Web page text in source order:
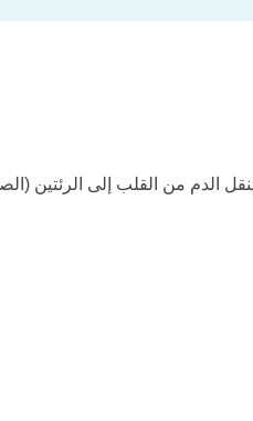
الدم من القلب إلى الرئتين